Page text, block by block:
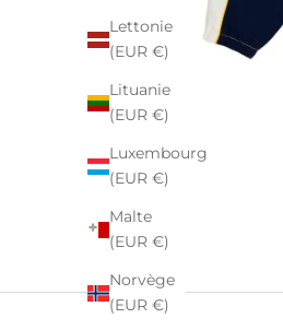
Lettonie
(EUR €)
Lituanie
(EUR €)
Luxembourg
(EUR €)
Malte
(EUR €)
Norvège
(EUR €)